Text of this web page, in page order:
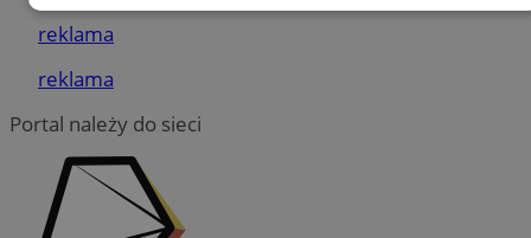
reklama
reklama
Portal należy do sieci
Niezbędne Wydajność Targetowanie